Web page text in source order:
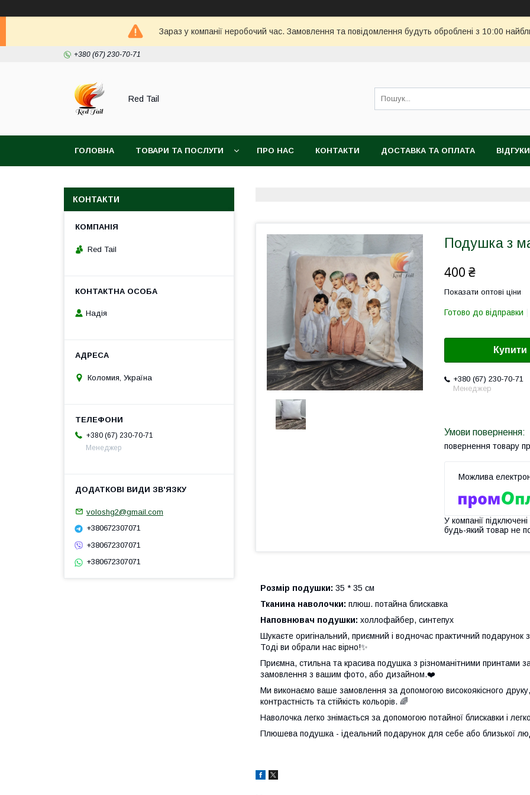
Зараз у компанії неробочий час. Замовлення та повідомлення будуть оброблені з 10:00
+380 (67) 230-70-71
Red Tail
ГОЛОВНА ТОВАРИ ТА ПОСЛУГИ ПРО НАС КОНТАКТИ ДОСТАВКА ТА ОПЛАТА ВІДГУКИ
Подушка з
400 ₴
Показати оптові ціни
Готово до відправки
Купити
+380 (67) 230-70-71
Менеджер
повернення товару
У компанії
будь-який товар не
Розмір подушки: 35 * 35 см
Тканина наволочки: плюш. потайна блискавка
Наповнювач подушки: холлофайбер, синтепух
Шукаєте оригінальний, приємний і водночас практичний
Тоді ви обрали нас вірно!✨
Приємна, стильна та красива подушка з різноманітними принтами
замовлення з вашим фото, або дизайном.❤️
Ми виконаємо ваше замовлення за допомогою високоякісного
контрастність та стійкість кольорів. 🌈
Наволочка легко знімається за допомогою потайної блискавки і
Плюшева подушка - ідеальний подарунок для себе або близької
КОНТАКТИ
Red Tail
Надія
Коломия, Україна
+380 (67) 230-70-71
Менеджер
voloshg2@gmail.com
+380672307071
+380672307071
+380672307071